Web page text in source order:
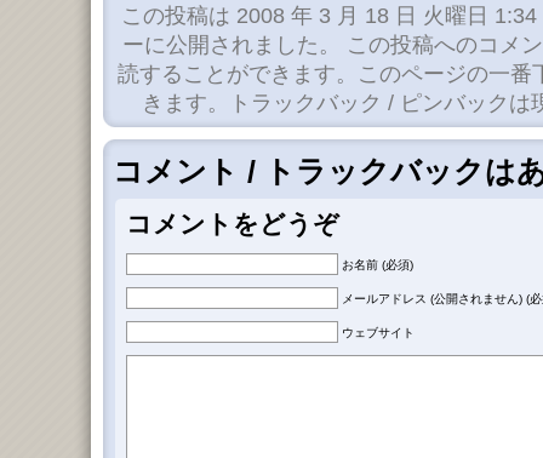
この投稿は 2008 年 3 月 18 日 火曜日
ーに公開されました。 この投稿へのコメ
読することができます。このページの一番
きます。トラックバック / ピンバックは
コメント / トラックバックは
コメントをどうぞ
お名前 (必須)
メールアドレス (公開されません) (
ウェブサイト